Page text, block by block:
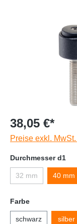
38,05 €*
Preise exkl.
Durchmesser d1
32 mm 40 mm
Farbe
schwarz silber